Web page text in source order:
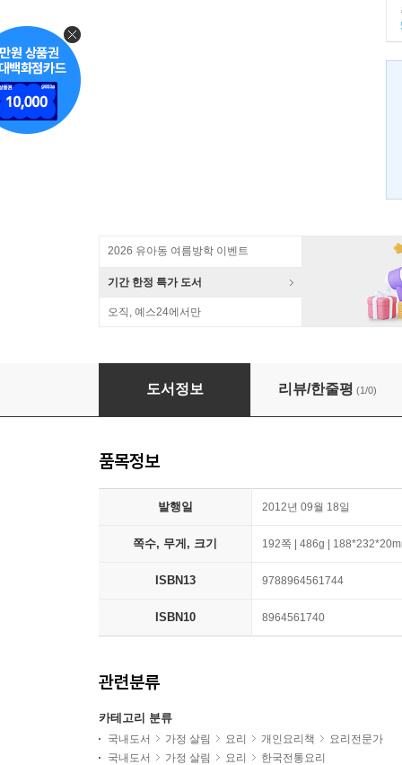
2026 유아동 여름방학 이벤트
기간 한정 특가 도서
오직, 예스24에서만
발효가족
도서정보 리뷰/한줄평 (1/0)
품목정보
발행일 2012년 09월 18일
쪽수, 무게, 크기 192쪽 | 486g |
ISBN13 9788964561744
ISBN10 8964561740
관련분류
카테고리 분류
국내도서 가정 살림 요리 개인요리책
요리전문가
국내도서
가정 살림 요리 한국전통요리